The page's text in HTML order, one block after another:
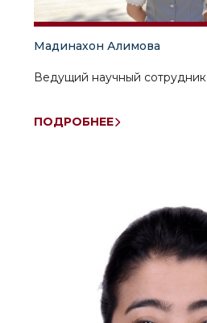
Мадинахон Алимова
Ведущий научный сотрудник
ПОДРОБНЕЕ